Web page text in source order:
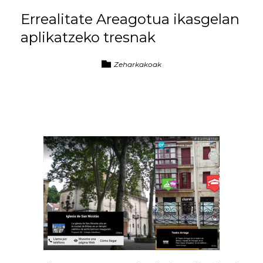
Errealitate Areagotua ikasgelan
aplikatzeko tresnak
Zeharkakoak